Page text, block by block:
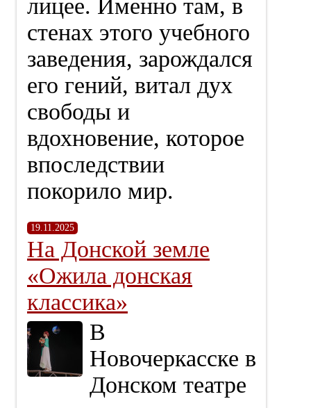
лицее. Именно там, в
стенах этого учебного
заведения, зарождался
его гений, витал дух
свободы и
вдохновение, которое
впоследствии
покорило мир.
19.11.2025
На Донской земле
«Ожила донская
классика»
В
Новочеркасске в
Донском театре